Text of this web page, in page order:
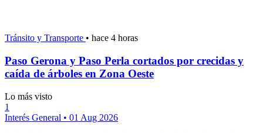
Tránsito y Transporte • hace 4 horas
Paso Gerona y Paso Perla cortados por crecidas y
caída de árboles en Zona Oeste
Lo más visto
1
Interés General • 01 Aug 2026